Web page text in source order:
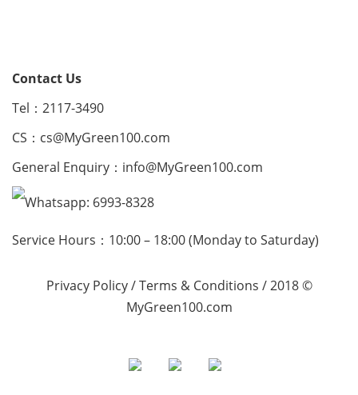
Contact Us
Tel：2117-3490
CS： cs@MyGreen100.com
General Enquiry： info@MyGreen100.com
Whatsapp: 6993-8328
Service Hours：10:00 – 18:00 (Monday to Saturday)
Privacy Policy/Terms & Conditions / 2018 ©
MyGreen100.com